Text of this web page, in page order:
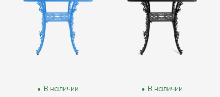
В наличии
В наличии